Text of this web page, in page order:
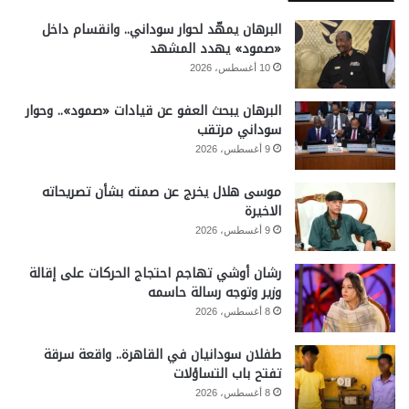
البرهان يمهّد لحوار سوداني.. وانقسام داخل
«صمود» يهدد المشهد
10 أغسطس، 2026
البرهان يبحث العفو عن قيادات «صمود».. وحوار
سوداني مرتقب
9 أغسطس، 2026
موسى هلال يخرج عن صمته بشأن تصريحاته
الاخيرة
9 أغسطس، 2026
رشان أوشي تهاجم احتجاج الحركات على إقالة
وزير وتوجه رسالة حاسمه
8 أغسطس، 2026
طفلان سودانيان في القاهرة.. واقعة سرقة
تفتح باب التساؤلات
8 أغسطس، 2026